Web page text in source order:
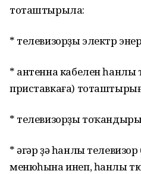
тоташтырыла:
* телевизорҙы электр
* антенна кабелен һанлы
приставкаға)
* телевизорҙы
* әгәр ҙә һанлы
менюһына инеп, һанлы